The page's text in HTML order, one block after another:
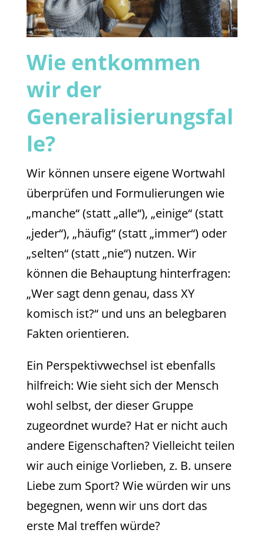
Wie entkommen
wir der
Generalisierungsfal
le?
Wir können unsere eigene Wortwahl
überprüfen und Formulierungen wie
„manche“ (statt „alle“), „einige“ (statt
„jeder“), „häufig“ (statt „immer“) oder
„selten“ (statt „nie“) nutzen. Wir
können die Behauptung hinterfragen:
„Wer sagt denn genau, dass XY
komisch ist?“ und uns an belegbaren
Fakten orientieren.
Ein Perspektivwechsel ist ebenfalls
hilfreich: Wie sieht sich der Mensch
wohl selbst, der dieser Gruppe
zugeordnet wurde? Hat er nicht auch
andere Eigenschaften? Vielleicht teilen
wir auch einige Vorlieben, z. B. unsere
Liebe zum Sport? Wie würden wir uns
begegnen, wenn wir uns dort das
erste Mal treffen würde?